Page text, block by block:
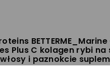
Plus C kolagen rybi na
i paznokcie